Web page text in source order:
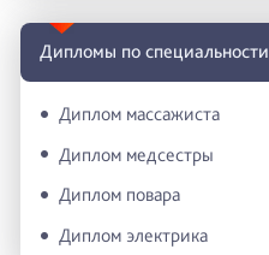
Дипломы по специальности
Диплом массажиста
Диплом медсестры
Диплом повара
Диплом электрика